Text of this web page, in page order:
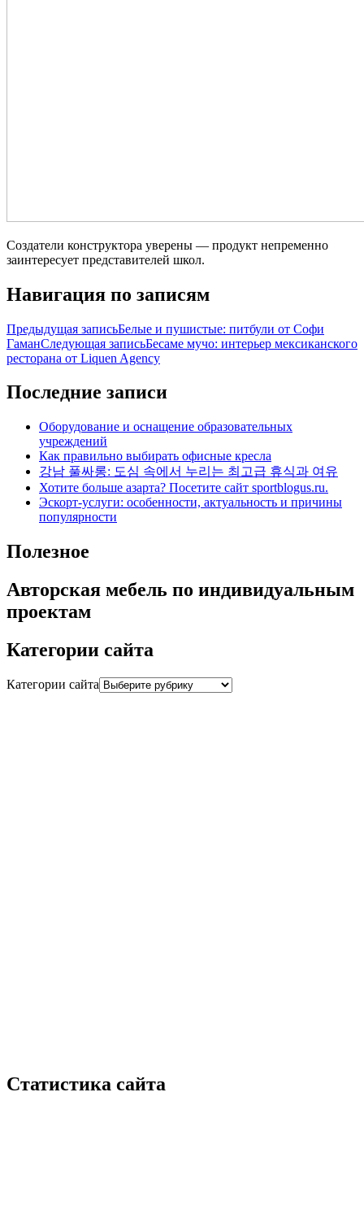
Создатели конструктора уверены — продукт непременно
заинтересует представителей школ.
Навигация по записям
Предыдущая записьБелые и пушистые: питбули от Софи
ГаманСледующая записьБесаме мучо: интерьер мексиканского
ресторана от Liquen Agency
Последние записи
Оборудование и оснащение образовательных
учреждений
Как правильно выбирать офисные кресла
강남 풀싸롱: 도심 속에서 누리는 최고급 휴식과 여유
Хотите больше азарта? Посетите сайт sportblogus.ru.
Эскорт-услуги: особенности, актуальность и причины
популярности
Полезное
Авторская мебель по индивидуальным
проектам
Категории сайта
Категории сайта
Статистика сайта